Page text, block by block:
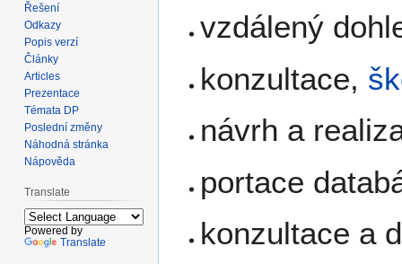
vzdálený
konzultace,
návrh a
portace
konzultace a
Řešení
Odkazy
Popis verzí
Články
Articles
Prezentace
Témata DP
Poslední změny
Náhodná stránka
Nápověda
Translate
Powered by
Translate